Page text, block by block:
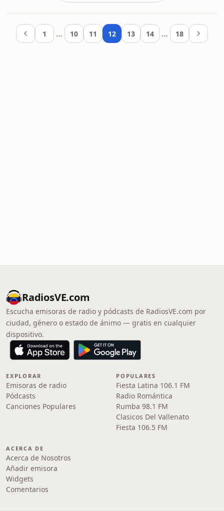
1 … 10 11 12 13 14 … 18
RadiosVE.com
Escucha emisoras de radio y pódcasts de RadiosVE.com por
ciudad, género o estado de ánimo — gratis en cualquier
dispositivo.
EXPLORAR
Emisoras de radio
Pódcasts
Canciones Populares
POPULARES
Fiesta Latina 106.1 FM
Radio Romántica
Rumba 98.1 FM
Clasicos Del Vallenato
Fiesta 106.5 FM
ACERCA DE
Acerca de Nosotros
Añadir emisora
Widgets
Comentarios